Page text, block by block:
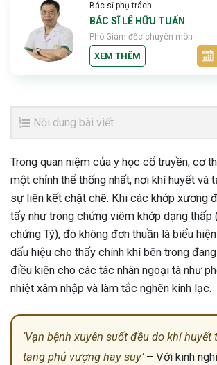
Bác sĩ phụ trách
BÁC SĨ LÊ HỮU TUẤN
Phó Giám đốc chuyên môn
XEM THÊM
Nội dung bài viết
Trong quan niệm của y học cổ truyền, cơ
một chỉnh thể thống nhất, nơi khí huyết và
sự liên kết chặt chẽ. Khi các khớp xương
tấy như trong chứng viêm khớp dạng thấp
chứng Tý), đó không đơn thuần là biểu
dấu hiệu cho thấy chính khí bên trong
điều kiện cho các tác nhân ngoại tà như
nhiệt xâm nhập và làm tắc nghẽn kinh lạc.
‘Vạn bệnh xuyên suốt đều do khí huyết
tạng phủ vượng hay suy’– Với kinh